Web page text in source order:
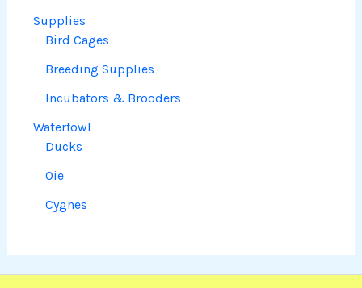
Supplies
Bird Cages
Breeding Supplies
Incubators & Brooders
Waterfowl
Ducks
Oie
Cygnes